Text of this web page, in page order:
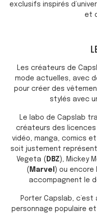
exclusifs inspirés
et
Les créateurs de
mode actuelles, avec
pour créer des
stylés avec
Le labo de Capslab
créateurs des
vidéo, manga, comics
soit justement
Vegeta ( DBZ), Mickey
( Marvel ) ou encore
accompagnent le
Porter Capslab, c’est
personnage populaire